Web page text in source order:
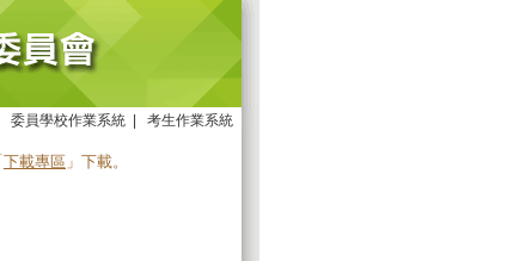
委員學校作業系統 考生作業系統
下載專區 」下載。